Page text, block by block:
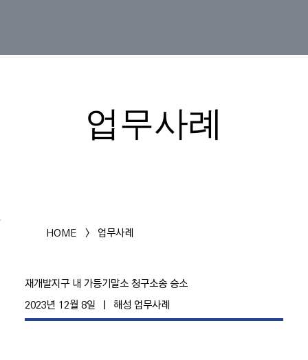
재개발지구 내 가등기말소 청구소송 승소
2023년 12월 8일
해성 업무사례
HOME > 업무사례
업무사례